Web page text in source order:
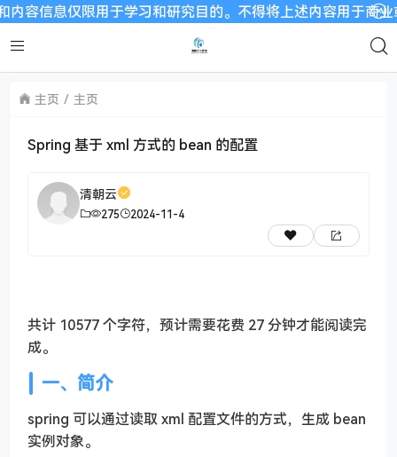
息仅限用于学习和研究目的。不得将上述内容用于商业或
主页 主页
Spring 基于 xml 方式的 bean 的配置
清朝云
275 2024-11-4
共计 10577 个字符，预计需要花费 27 分钟才能阅读完
成。
一、简介
spring 可以通过读取 xml 配置文件的方式，生成 bean
实例对象。